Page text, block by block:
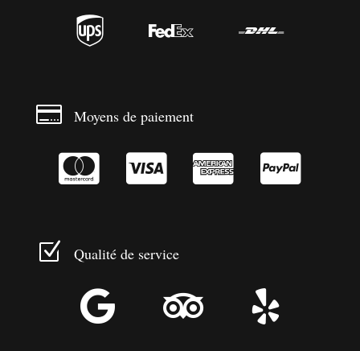
  
 Moyens de paiement
   
Z Qualité de service
  